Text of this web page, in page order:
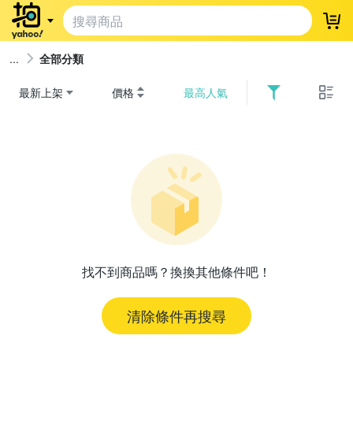
登
全部分類
最新上架 價格 最高人氣
找不到商品嗎？換換其他條件吧！
清除條件再搜尋